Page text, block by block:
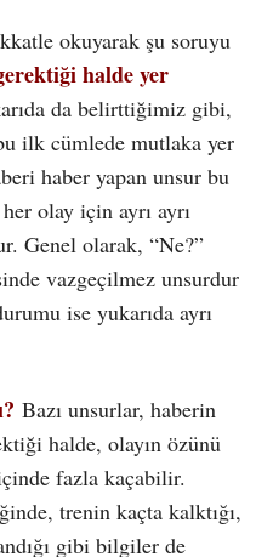
okuyarak şu soruyu
halde yer
da belirttiğimiz gibi,
ilk cümlede mutlaka yer
haber yapan unsur bu
olay için ayrı ayrı
Genel olarak, “Ne?”
vazgeçilmez unsurdur
ise yukarıda ayrı
Bazı unsurlar, haberin
halde, olayın özünü
fazla kaçabilir.
trenin kaçta kalktığı,
gibi bilgiler de